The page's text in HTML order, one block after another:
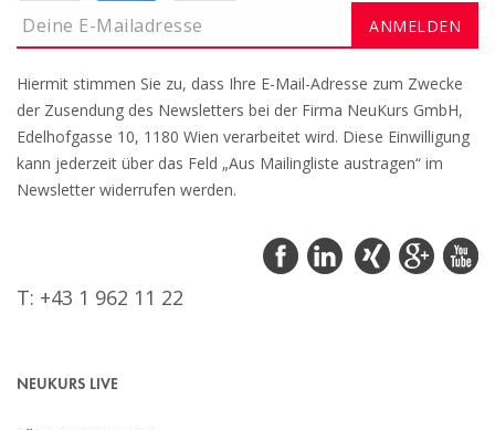
Hiermit stimmen Sie zu, dass Ihre E-Mail-Adresse zum Zwecke
der Zusendung des Newsletters bei der Firma NeuKurs GmbH,
Edelhofgasse 10, 1180 Wien verarbeitet wird. Diese Einwilligung
kann jederzeit über das Feld „Aus Mailingliste austragen“ im
Newsletter widerrufen werden.
T: +43 1 962 11 22
NEUKURS LIVE